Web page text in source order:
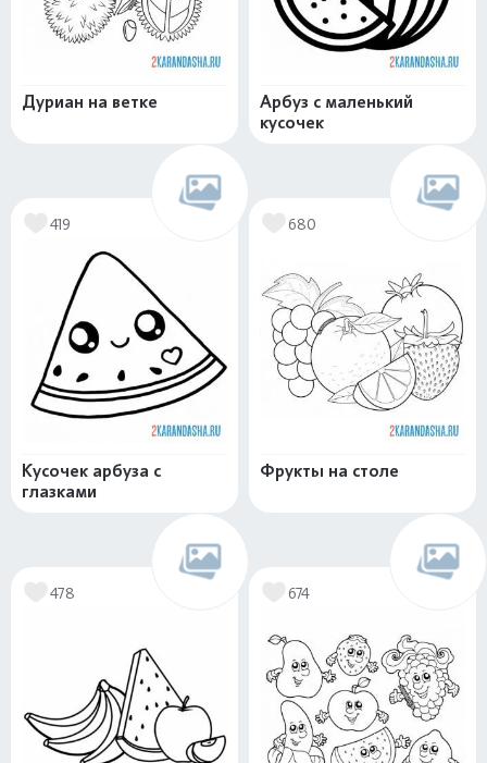
Дуриан на ветке
Арбуз с маленький
кусочек
419
Кусочек арбуза с
глазками
680
Фрукты на столе
478 674